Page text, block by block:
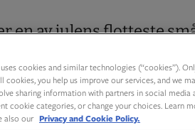
en av julens flotteste
den oppvarmede
gjerne rosettene
smaker ekstra godt.
cookies and similar technologies (“cookies”).
cookies, you help us improve our services, and we
sharing information with partners in social media
cookie categories, or change your choices. Learn
also our Privacy and Cookie Policy.